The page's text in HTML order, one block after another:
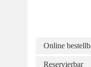
Online
Reservierbar